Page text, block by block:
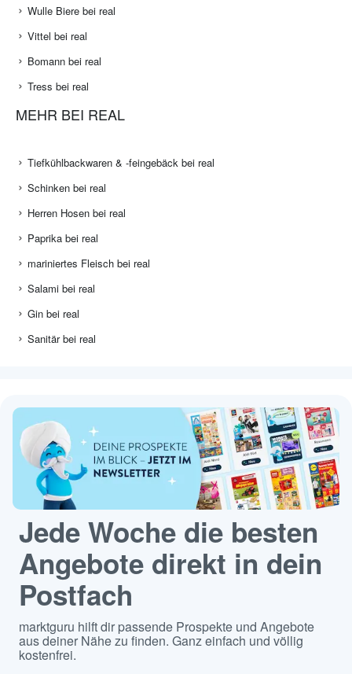
Wulle Biere bei real
Vittel bei real
Bomann bei real
Tress bei real
MEHR BEI REAL
Tiefkühlbackwaren & -feingebäck bei real
Schinken bei real
Herren Hosen bei real
Paprika bei real
mariniertes Fleisch bei real
Salami bei real
Gin bei real
Sanitär bei real
Jede Woche die besten
Angebote direkt in dein
Postfach
marktguru hilft dir passende Prospekte und Angebote
aus deiner Nähe zu finden. Ganz einfach und völlig
kostenfrei.